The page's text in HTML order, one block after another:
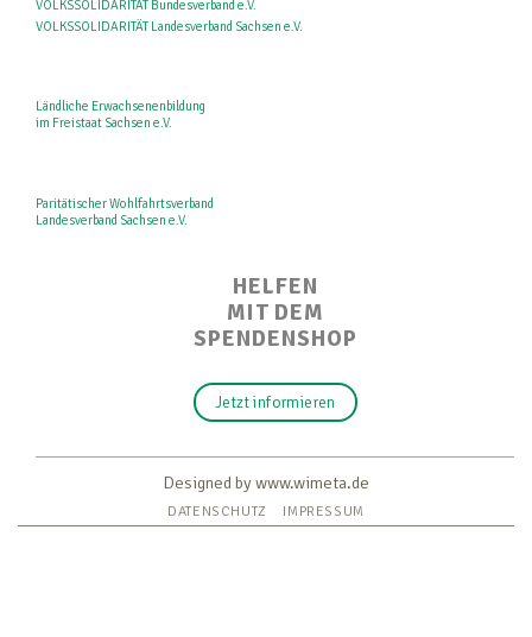
VOLKSSOLIDARITÄT Bundesverband e.V.
VOLKSSOLIDARITÄT Landesverband Sachsen e.V.
Ländliche Erwachsenenbildung
im Freistaat Sachsen e.V.
Paritätischer Wohlfahrtsverband
Landesverband Sachsen e.V.
HELFEN
MIT DEM
SPENDENSHOP
Jetzt informieren
Designed by www.wimeta.de
DATENSCHUTZ IMPRESSUM